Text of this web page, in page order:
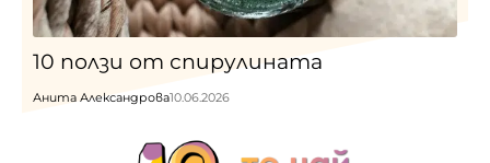
10 ползи от спирулината
Анита Александрова10.06.2026